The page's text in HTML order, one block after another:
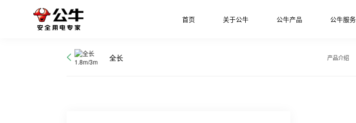
首页 关于公牛 公牛产品 公牛服务
全长 产品介绍